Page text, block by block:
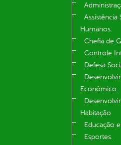
Assistência
Humanos.
Chefia de
Controle
Defesa
Econômico.
Habitação
Educação
Esportes.